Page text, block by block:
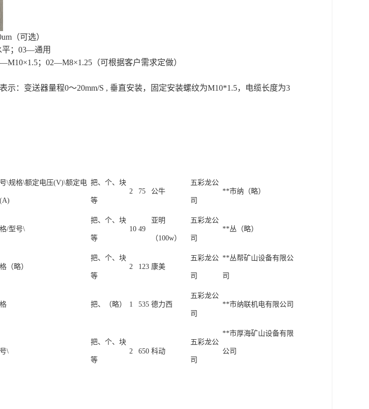
（可选）
； 03—通用
—M10×1.5； 02—M8×1.25 （可根据客户需求定做）
表示： 变送器量程0～20mm/S , 垂直安装，固定安装螺纹为M10*1.5，电缆长度为3
\规格\额定电压(V)\额定电 把、个、块
等
2 75 公牛
五彩龙公
司
**市纳（略）
/型号\
把、个、块
等
10 49
亚明
（100w）
五彩龙公
司
**丛（略）
（略）
把、个、块
等
2 123 康美
五彩龙公
司
**丛帮矿山设备有限公
司
把、（略） 1 535 德力西
五彩龙公
司
**市纳联机电有限公司
\
把、个、块
等
2 650 科动
五彩龙公
司
**市厚海矿山设备有限
公司